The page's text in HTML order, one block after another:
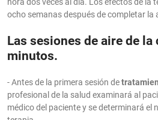
hora dos veces al día. Los efectos de la
ocho semanas después de completar la
Las sesiones de aire de
minutos.
- Antes de la primera sesión de
profesional de la salud examinará al
médico del paciente y se determinará el